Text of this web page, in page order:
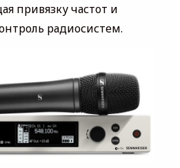
привязку частот и
радиосистем.